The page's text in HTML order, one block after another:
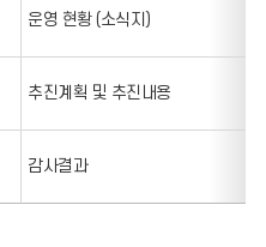
운영 현황 (소식지)
추진계획 및 추진내용
감사결과